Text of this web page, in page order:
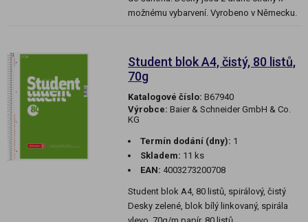
možnému vybarvení. Vyrobeno v Německu.
Student blok A4, čistý, 80 listů,
70g
Katalogové číslo: B67940
Výrobce: Baier & Schneider GmbH & Co.
KG
Termín dodání (dny): 1
Skladem: 11 ks
EAN: 4003273200708
Student blok A4, 80 listů, spirálový, čistý
Desky zelené, blok bílý linkovaný, spirála